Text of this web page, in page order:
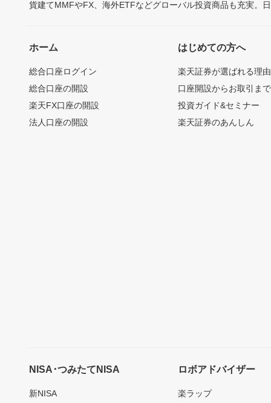
貨建てMMFやFX、海外ETFなどグローバル投資商品も充実。
ホーム
総合口座ログイン
総合口座の開設
楽天FX口座の開設
法人口座の開設
はじめての方へ
楽天証券が選ばれる理由
口座開設からお取引ま
投資ガイド&セミナー
楽天証券のあんしん
NISA･つみたてNISA
新NISA
ロボアドバイザー
楽ラップ